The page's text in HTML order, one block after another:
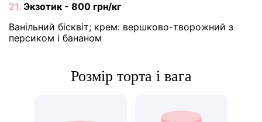
21. Экзотик - 800 грн/кг
Ванільний бісквіт; крем: вершково-творожний з
персиком і бананом
Розмір торта і вага